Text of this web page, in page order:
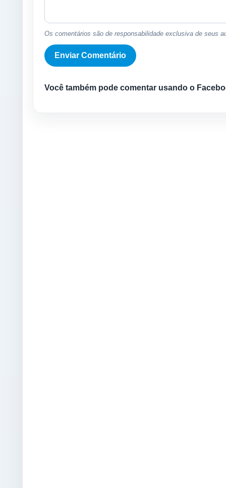
Os comentários são de responsabilidade exclusiva de seus
Você também pode comentar usando o